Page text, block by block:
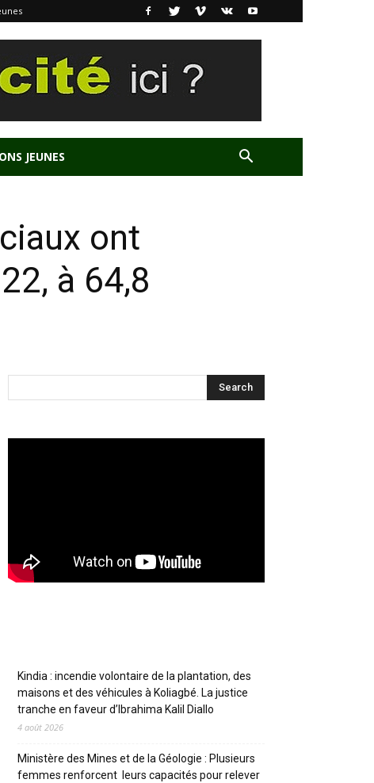
JEUNES
ont
à 64,8
Kindia : incendie volontaire de la plantation, des
maisons et des véhicules à Koliagbé. La justice
tranche en faveur d’Ibrahima Kalil Diallo
4 août 2026
Ministère des Mines et de la Géologie : Plusieurs
femmes renforcent leurs capacités pour relever